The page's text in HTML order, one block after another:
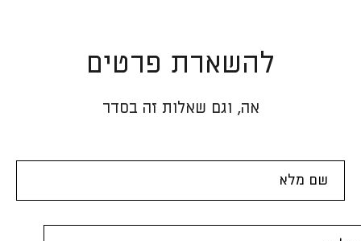
להשארת פרטים
אה, וגם שאלות זה בסדר